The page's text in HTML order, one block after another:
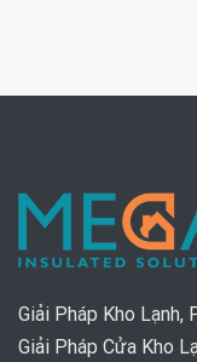
Giải Pháp Kho Lạnh,
Giải Pháp Cửa Kho